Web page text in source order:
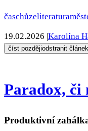
časchůzeliteratura
19.02.2026 Karolína
číst pozdějiodstranit článek
Paradox, či
Produktivní